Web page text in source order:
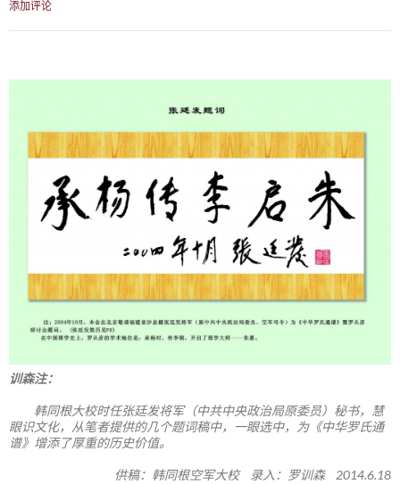
添加评论
训森注：
韩同根大校时任张廷发将军（中共中央政治局原委员）秘书，慧
眼识文化，从笔者提供的几个题词稿中，一眼选中，为《中华罗氏通
谱》增添了厚重的历史价值。
供稿：韩同根空军大校 录入：罗训森 2014.6.18